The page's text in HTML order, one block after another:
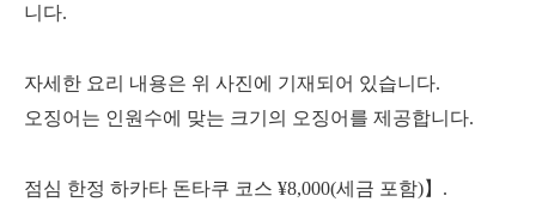
니다.
자세한 요리 내용은 위 사진에 기재되어 있습니다.
오징어는 인원수에 맞는 크기의 오징어를 제공합니다.
점심 한정 하카타 돈타쿠 코스 ¥8,000(세금 포함)】.